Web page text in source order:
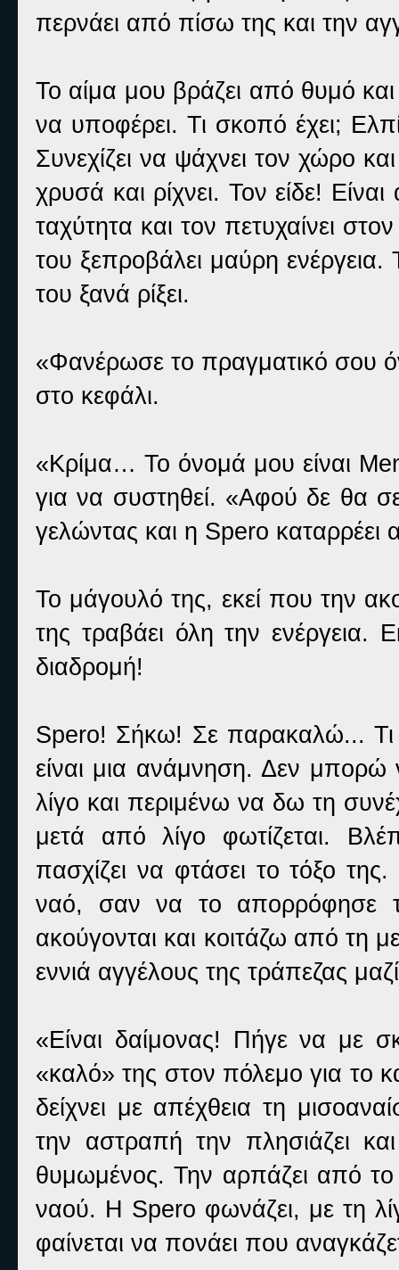
περνάει από πίσω της και την
Το αίμα μου βράζει από θυμό
να υποφέρει. Τι σκοπό έχει;
Συνεχίζει να ψάχνει τον χώρο
χρυσά και ρίχνει. Τον είδε!
ταχύτητα και τον πετυχαίνει
του ξεπροβάλει μαύρη ενέργεια.
του ξανά ρίξει.
«Φανέρωσε το πραγματικό σου
στο κεφάλι.
«Κρίμα… Το όνομά μου είναι
για να συστηθεί. «Αφού δε θα
γελώντας και η Spero καταρρέει
Το μάγουλό της, εκεί που την
της τραβάει όλη την ενέργεια.
διαδρομή!
Spero! Σήκω! Σε παρακαλώ... Τι
είναι μια ανάμνηση. Δεν
λίγο και περιμένω να δω τη
μετά από λίγο φωτίζεται.
πασχίζει να φτάσει το τόξο
ναό, σαν να το απορρόφησε
ακούγονται και κοιτάζω από τη
εννιά αγγέλους της τράπεζας
«Είναι δαίμονας! Πήγε να με
«καλό» της στον πόλεμο για το
δείχνει με απέχθεια τη
την αστραπή την πλησιάζει
θυμωμένος. Την αρπάζει από το
ναού. Η Spero φωνάζει, με τη
φαίνεται να πονάει που